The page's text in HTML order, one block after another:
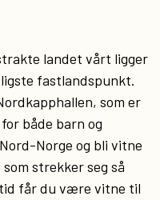
landet vårt ligger
fastlandspunkt.
som er
både barn og
Norge og bli vitne
strekker seg så
får du være vitne til